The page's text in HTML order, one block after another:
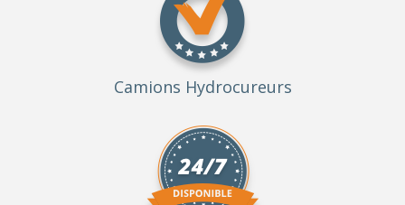
Camions Hydrocureurs